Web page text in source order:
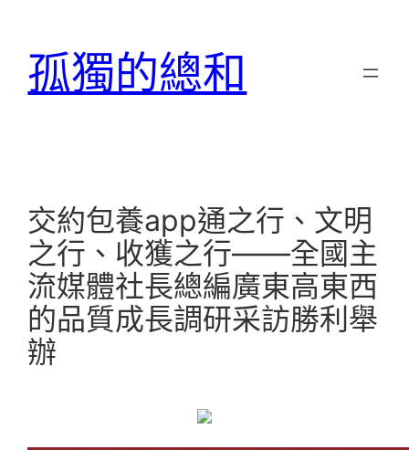
孤獨的總和
交約包養app通之行、文明
之行、收獲之行——全國主
流媒體社長總編廣東高東西
的品質成長調研采訪勝利舉
辦